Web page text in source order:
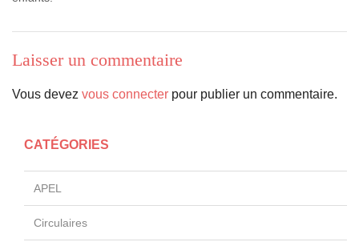
Laisser un commentaire
Vous devez vous connecter pour publier un commentaire.
CATÉGORIES
APEL
Circulaires